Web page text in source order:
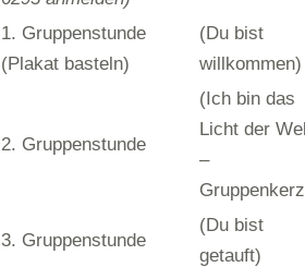
1. Gruppenstunde
(Plakat basteln)
(Du bist
willkommen)
2. Gruppenstunde
(Ich bin das
Licht der
–
3. Gruppenstunde
(Du bist
getauft)